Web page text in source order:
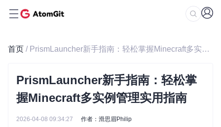
首页 / PrismLauncher新手指南：轻松掌握Minecraft多实例管理实用指南
PrismLauncher新手指南：轻松掌
握Minecraft多实例管理实用指南
2026-04-08 09:34:27 作者：滑思眉Philip